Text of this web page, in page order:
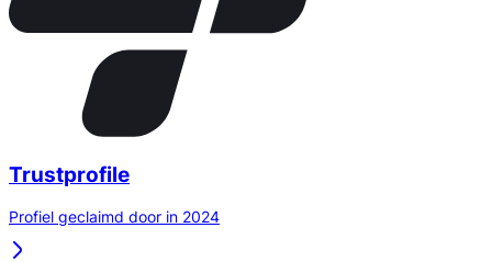
Trustprofile
Profiel geclaimd door in 2024